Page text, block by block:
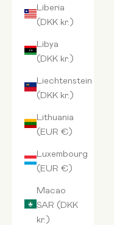
Liberia
(DKK kr.)
Libya
(DKK kr.)
Liechtenstein
(DKK kr.)
Lithuania
(EUR €)
Luxembourg
(EUR €)
Macao
SAR (DKK
kr.)